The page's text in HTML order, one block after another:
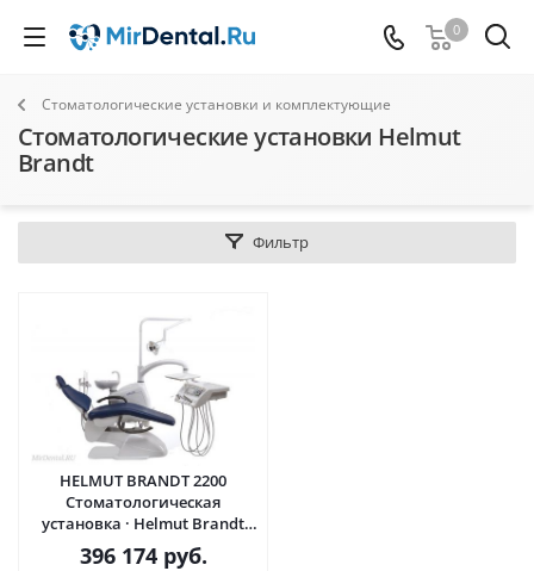
0
Стоматологические установки и комплектующие
Стоматологические установки Helmut
Brandt
Фильтр
HELMUT BRANDT 2200
Стоматологическая
установка · Helmut Brandt
(Германия/Китай)
396 174руб.